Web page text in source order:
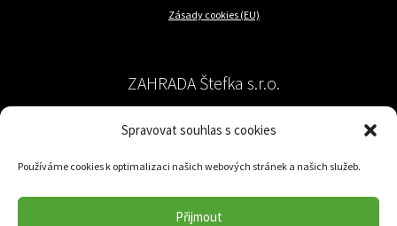
Spravovat souhlas s cookies
Používáme cookies k optimalizaci našich webových stránek a našich služeb.
Přijmout
Zásady cookies (EU)
ZAHRADA Štefka s.r.o.
779 00 Olomouc-Nedvězí